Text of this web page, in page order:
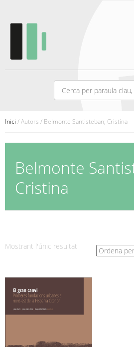
Inici / Autors / Belmonte Santisteban; Cristina
Belmonte
Cristina
Mostrant l'únic resultat